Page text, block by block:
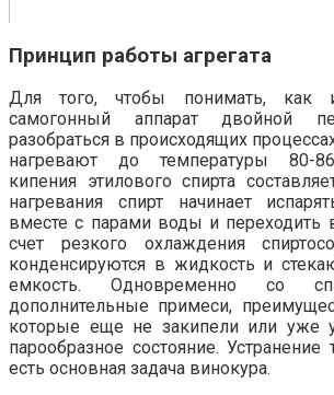
Принцип работы агрегата
Для того, чтобы понимать, как
самогонный аппарат двойной
разобраться в происходящих
нагревают до температуры 80-
кипения этилового спирта
нагревания спирт начинает
вместе с парами воды и переходить
счет резкого охлаждения
конденсируются в жидкость и
емкость. Одновременно со
дополнительные примеси,
которые еще не закипели или уже
парообразное состояние.
есть основная задача винокура.